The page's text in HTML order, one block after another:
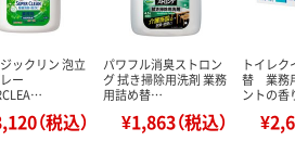
ックリン 泡立
ー
（税込）
パワフル消臭ストロン
グ 拭き掃除用洗剤 業務
用詰め替…
¥1,863（税込）
トイレク
替 業務
ントの